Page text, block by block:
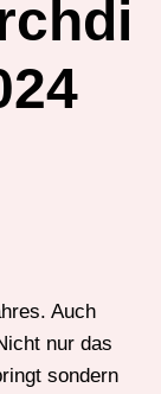
Auch
nur das
sondern